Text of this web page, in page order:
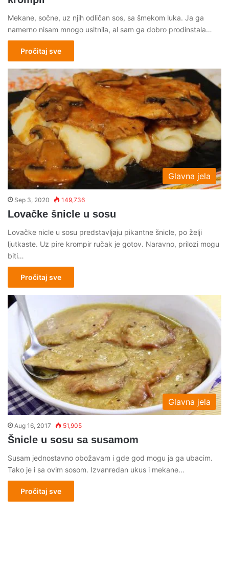
Mekane, sočne, uz njih odličan sos, sa šmekom luka. Ja ga
namerno nisam mnogo usitnila, al sam ga dobro prodinstala…
Pročitaj sve
Glavna jela
Sep 3, 2020 149,736
Lovačke šnicle u sosu
Lovačke nicle u sosu predstavljaju pikantne šnicle, po želji
ljutkaste. Uz pire krompir ručak je gotov. Naravno, prilozi mogu
biti…
Pročitaj sve
Glavna jela
Aug 16, 2017 51,905
Šnicle u sosu sa susamom
Susam jednostavno obožavam i gde god mogu ja ga ubacim.
Tako je i sa ovim sosom. Izvanredan ukus i mekane…
Pročitaj sve